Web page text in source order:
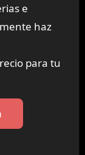
e
haz
para tu